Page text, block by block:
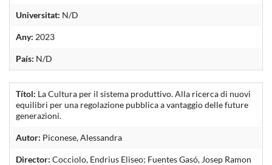
Universitat: N/D
Any: 2023
País: N/D
Títol: La Cultura per il sistema produttivo. Alla ricerca di nuovi
equilibri per una regolazione pubblica a vantaggio delle future
generazioni.
Autor: Piconese, Alessandra
Director: Cocciolo, Endrius Eliseo; Fuentes Gasó, Josep Ramon